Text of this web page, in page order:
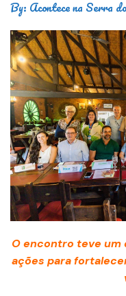
By: Acontece na Serra
O encontro teve um
ações para